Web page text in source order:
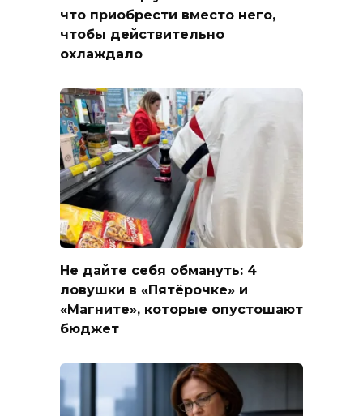
что приобрести вместо него,
чтобы действительно
охлаждало
Не дайте себя обмануть: 4
ловушки в «Пятёрочке» и
«Магните», которые опустошают
бюджет